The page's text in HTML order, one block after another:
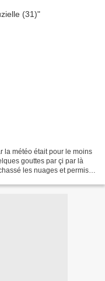
la météo était pour le moins
gouttes par çi par là
les nuages et permis